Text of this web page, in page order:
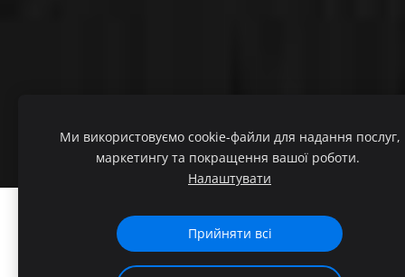
Створіть свій вебсайт або інтернет-
допомогою Mozello.
Ми використовуємо cookie-файли для надання послуг,
маркетингу та покращення вашої роботи.
Налаштувати
Прийняти всі